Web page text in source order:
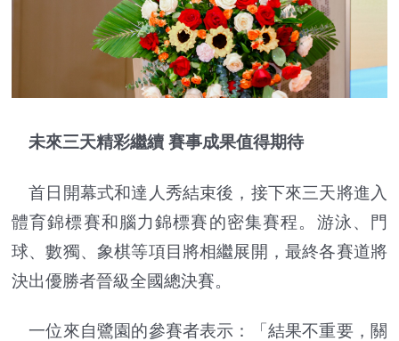
未來三天精彩繼續 賽事成果值得期待
首日開幕式和達人秀結束後，接下來三天將進入
體育錦標賽和腦力錦標賽的密集賽程。游泳、門
球、數獨、象棋等項目將相繼展開，最終各賽道將
決出優勝者晉級全國總決賽。
一位來自鷺園的參賽者表示：「結果不重要，關